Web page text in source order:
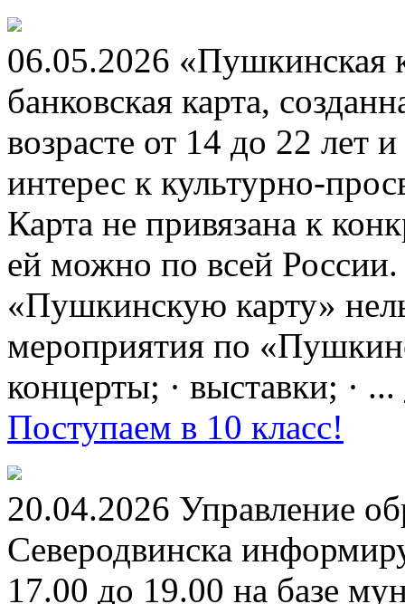
06.05.2026 «Пушкинская
банковская карта,
возрасте от 14 до 22 лет
интерес к культурно-
Карта не привязана к
ей можно по всей
«Пушкинскую карту»
мероприятия по
концерты; · выставки; · ...
Поступаем в 10 класс!
20.04.2026 Управление
Северодвинска
17.00 до 19.00 на базе